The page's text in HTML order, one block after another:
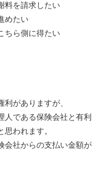
料を請求したい
めたい
ちら側に得たい
がありますが、
人である保険会社と有利
われます。
会社からの支払い金額が